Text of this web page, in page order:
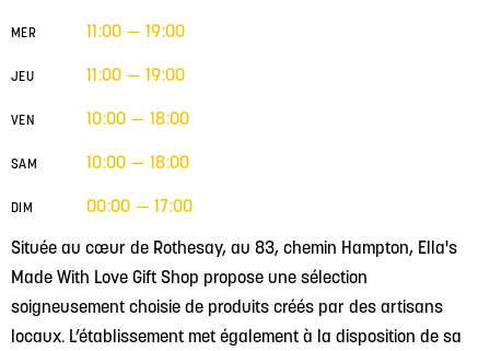
Située au cœur de Rothesay, au 83, chemin Hampton, Ella's
Made With Love Gift Shop propose une sélection
soigneusement choisie de produits créés par des artisans
locaux. L’établissement met également à la disposition de sa
MER 11:00 — 19:00
JEU 11:00 — 19:00
VEN 10:00 — 18:00
SAM 10:00 — 18:00
DIM 00:00 — 17:00